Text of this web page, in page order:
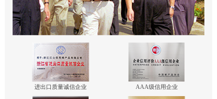
进出口质量诚信企业 AAA级信用企业